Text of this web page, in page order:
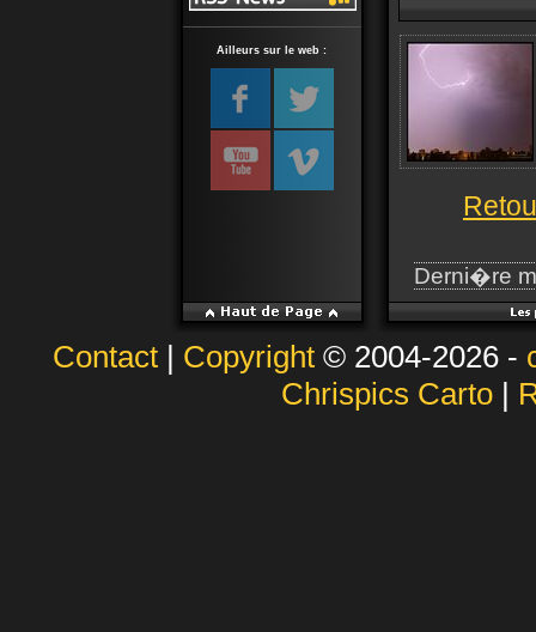
Ailleurs sur le web :
Derni�re
Contact| Copyright© 2004-2026 -
Chrispics Carto|